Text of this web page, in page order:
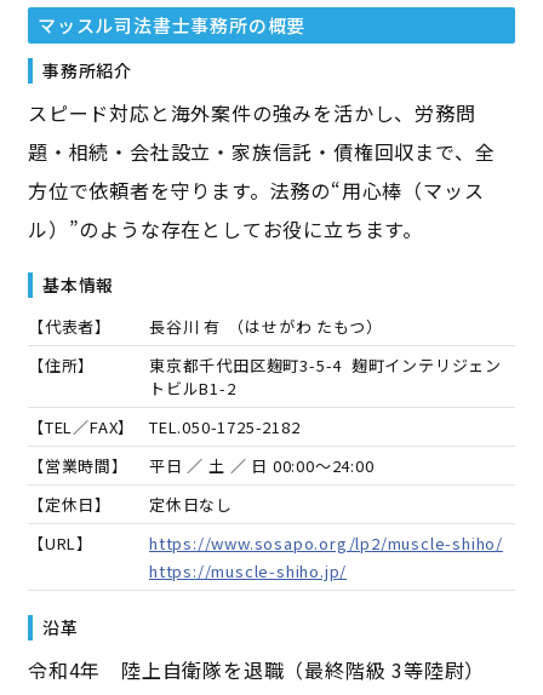
マッスル司法書士事務所の概要
事務所紹介
スピード対応と海外案件の強みを活かし、労務問
題・相続・会社設立・家族信託・債権回収まで、全
方位で依頼者を守ります。法務の“用心棒（マッス
ル）”のような存在としてお役に立ちます。
基本情報
【代表者】 長谷川 有 （はせがわ たもつ）
【住所】
東京都千代田区麹町3-5-4 麹町インテリジェン
トビルB1-2
【TEL／FAX】
TEL.050-1725-2182
【営業時間】
平日 ／ 土 ／ 日 00:00～24:00
【定休日】
定休日なし
【URL】
https://www.sosapo.org/lp2/muscle-shiho/
https://muscle-shiho.jp/
沿革
令和4年 陸上自衛隊を退職（最終階級 3等陸尉）